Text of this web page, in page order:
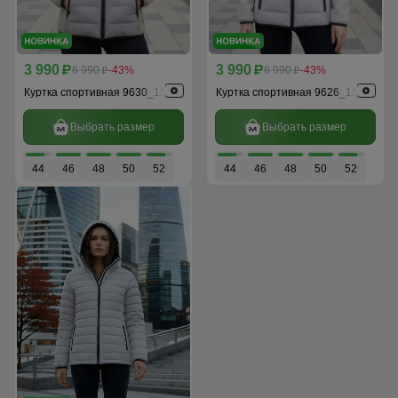
3 990 p6 990 p-43%
Куртка спортивная 9630_1Sr
Выбрать размер
44 46 48 50 52
3 990 p6 990 p-43%
Куртка спортивная 9626_1Sr
Выбрать размер
44 46 48 50 52